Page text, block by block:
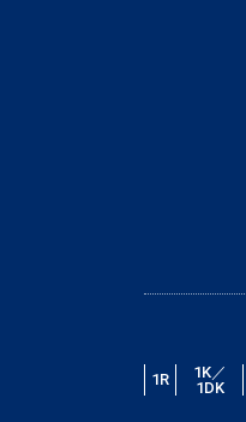
1R
1K／
1DK